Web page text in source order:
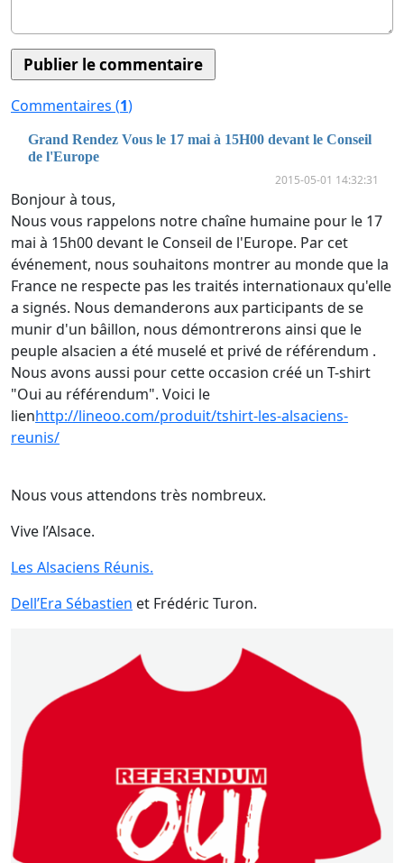
Commentaires (1)
Grand Rendez Vous le 17 mai à 15H00 devant le Conseil
de l'Europe
2015-05-01 14:32:31
Bonjour à tous,
Nous vous rappelons notre chaîne humaine pour le 17
mai à 15h00 devant le Conseil de l'Europe. Par cet
événement, nous souhaitons montrer au monde que la
France ne respecte pas les traités internationaux qu'elle
a signés. Nous demanderons aux participants de se
munir d'un bâillon, nous démontrerons ainsi que le
peuple alsacien a été muselé et privé de référendum .
Nous avons aussi pour cette occasion créé un T-shirt
"Oui au référendum". Voici le
lienhttp://lineoo.com/produit/tshirt-les-alsaciens-
reunis/
Nous vous attendons très nombreux.
Vive l’Alsace.
Les Alsaciens Réunis.
Dell’Era Sébastien et Frédéric Turon.